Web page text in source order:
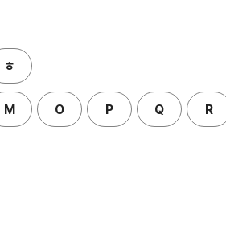
ㅎ
M O P Q R